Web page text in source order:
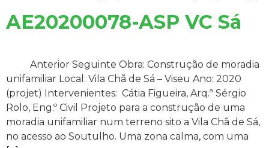
AE20200078-ASP VC Sá
Anterior Seguinte Obra: Construção de moradia
unifamiliar Local: Vila Chã de Sá – Viseu Ano: 2020
(projet) Intervenientes: Cátia Figueira, Arq.ª Sérgio
Rolo, Eng.º Civil Projeto para a construção de uma
moradia unifamiliar num terreno sito a Vila Chã de Sá,
no acesso ao Soutulho. Uma zona calma, com uma